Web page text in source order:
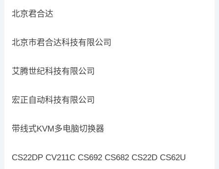
北京君合达
北京市君合达科技有限公司
艾腾世纪科技有限公司
宏正自动科技有限公司
带线式KVM多电脑切换器
CS22DP CV211C CS692 CS682 CS22D CS62U